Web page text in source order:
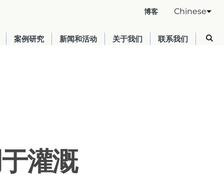
博客 Chinese
案例研究 新闻和活动 关于我们 联系我们
Australia
灌溉